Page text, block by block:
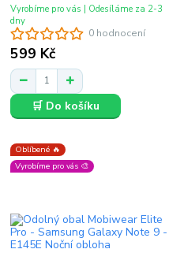
0 hodnocení
599 Kč
Vyrobíme pro vás | Odesíláme za 2-3
dny
🛒 Do košíku
Oblíbené 🔥
Vyrobíme pro vás 🎨